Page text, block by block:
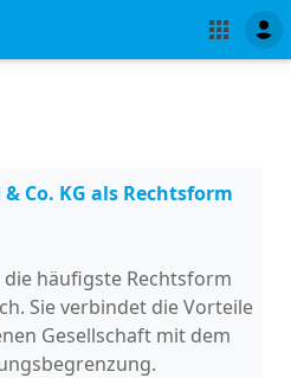
Co. KG als Rechtsform
die häufigste Rechtsform
Sie verbindet die Vorteile
Gesellschaft mit dem